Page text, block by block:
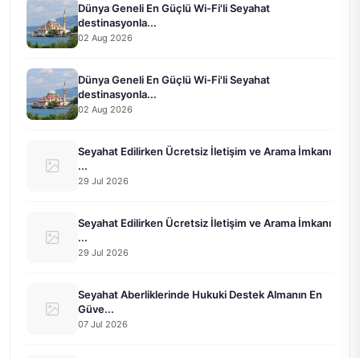
Dünya Geneli En Güçlü Wi-Fi'li Seyahat
destinasyonla...
02 Aug 2026
Dünya Geneli En Güçlü Wi-Fi'li Seyahat
destinasyonla...
02 Aug 2026
Seyahat Edilirken Ücretsiz İletişim ve Arama İmkanı
...
29 Jul 2026
Seyahat Edilirken Ücretsiz İletişim ve Arama İmkanı
...
29 Jul 2026
Seyahat Aberliklerinde Hukuki Destek Almanın En
Güve...
07 Jul 2026